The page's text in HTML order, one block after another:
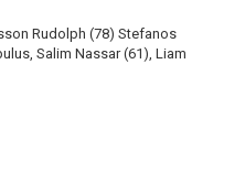
Rudolph (78) Stefanos
Salim Nassar (61), Liam